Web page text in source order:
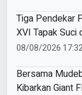
Tiga Pendekar
XVI Tapak Suci
Penguatan
08/08/2026
Bersama
Kibarkan Giant